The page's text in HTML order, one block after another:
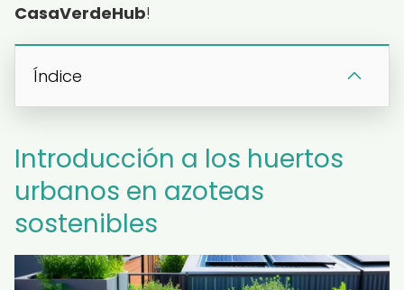
CasaVerdeHub!
Índice
Introducción a los huertos
urbanos en azoteas
sostenibles